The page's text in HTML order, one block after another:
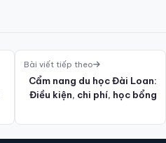
Bài viết tiếp theo
Cẩm nang du học Đài Loan:
Điều kiện, chi phí, học bổng